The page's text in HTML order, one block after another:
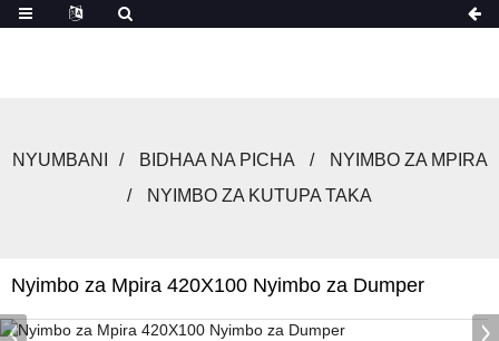
NYUMBANI BIDHAA NA PICHA
NYIMBO ZA MPIRA
NYIMBO ZA KUTUPA TAKA
Nyimbo za Mpira 420X100 Nyimbo za Dumper